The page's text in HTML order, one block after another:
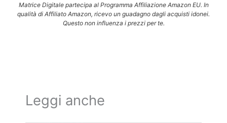
Matrice Digitale partecipa al Programma Affiliazione Amazon EU. In
qualità di Affiliato Amazon, ricevo un guadagno dagli acquisti idonei.
Questo non influenza i prezzi per te.
Leggi anche